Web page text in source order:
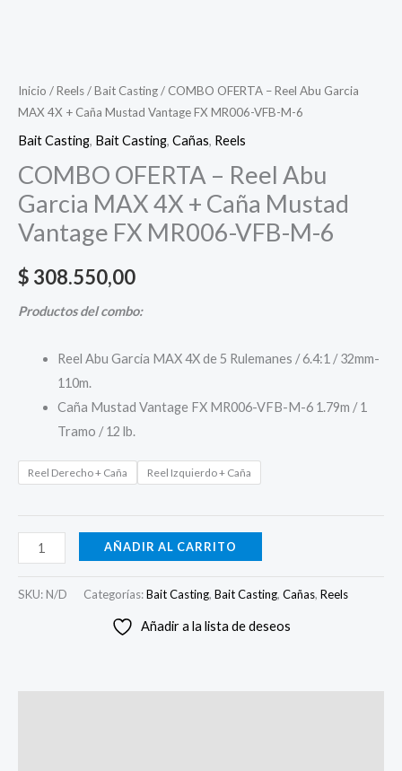
Inicio /Reels/Bait Casting/ COMBO OFERTA – Reel Abu Garcia
MAX 4X + Caña Mustad Vantage FX MR006-VFB-M-6
Bait Casting, Bait Casting, Cañas, Reels
COMBO OFERTA – Reel Abu
Garcia MAX 4X + Caña Mustad
Vantage FX MR006-VFB-M-6
$ 308.550,00
Productos del combo:
Reel Abu Garcia MAX 4X de 5 Rulemanes / 6.4:1 / 32mm-
110m.
Caña Mustad Vantage FX MR006-VFB-M-6 1.79m / 1
Tramo / 12 lb.
Reel Derecho + Caña Reel Izquierdo + Caña
AÑADIR AL CARRITO
SKU: N/D Categorías:Bait Casting, Bait Casting, Cañas, Reels
Añadir a la lista de deseos